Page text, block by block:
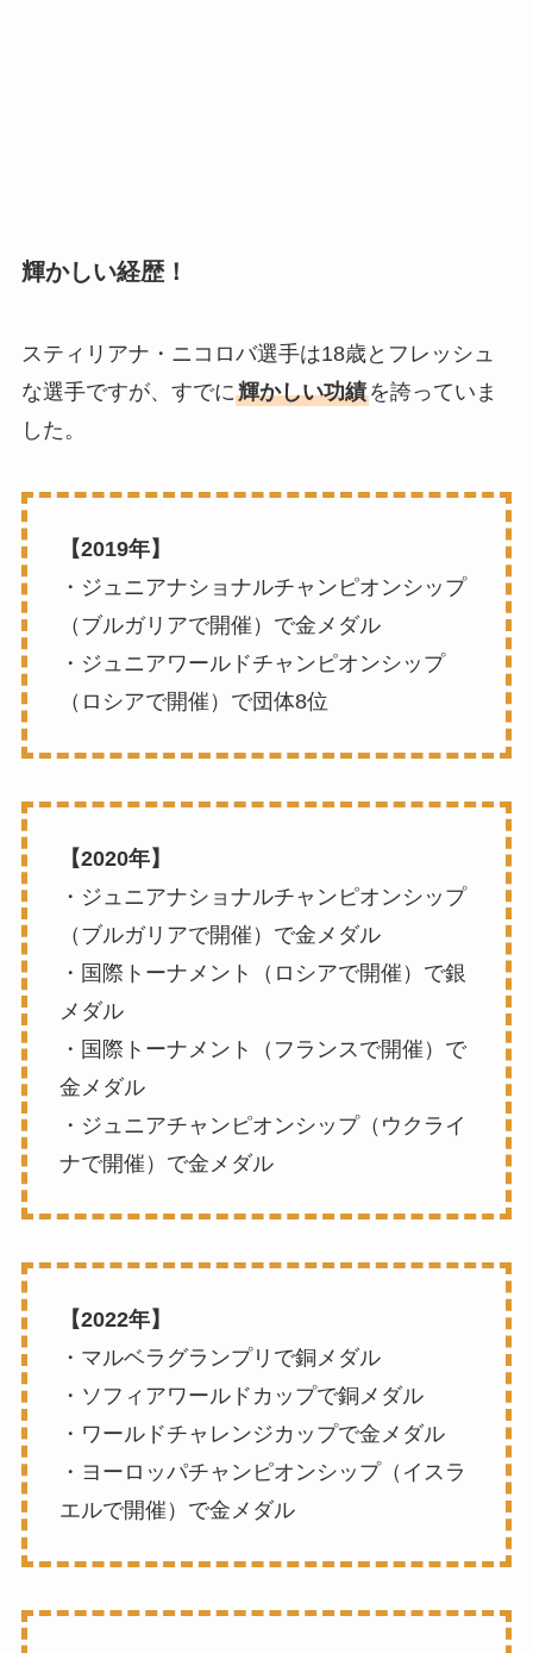
輝かしい経歴！
スティリアナ・ニコロバ選手は18歳とフレッシュ
な選手ですが、すでに輝かしい功績を誇っていま
した。
【2019年】
・ジュニアナショナルチャンピオンシップ
（ブルガリアで開催）で金メダル
・ジュニアワールドチャンピオンシップ
（ロシアで開催）で団体8位
【2020年】
・ジュニアナショナルチャンピオンシップ
（ブルガリアで開催）で金メダル
・国際トーナメント（ロシアで開催）で銀
メダル
・国際トーナメント（フランスで開催）で
金メダル
・ジュニアチャンピオンシップ（ウクライ
ナで開催）で金メダル
【2022年】
・マルベラグランプリで銅メダル
・ソフィアワールドカップで銅メダル
・ワールドチャレンジカップで金メダル
・ヨーロッパチャンピオンシップ（イスラ
エルで開催）で金メダル